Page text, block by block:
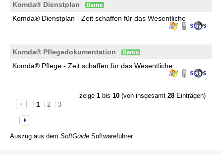
Komda® Dienstplan
Komda® Dienstplan - Zeit schaffen für das Wesentliche
Komda® Pflegedokumentation
Komda® Pflege - Zeit schaffen für das Wesentliche
zeige 1bis 10(von insgesamt 28Einträgen)
1
2 3
Auszug aus dem SoftGuide Softwareführer